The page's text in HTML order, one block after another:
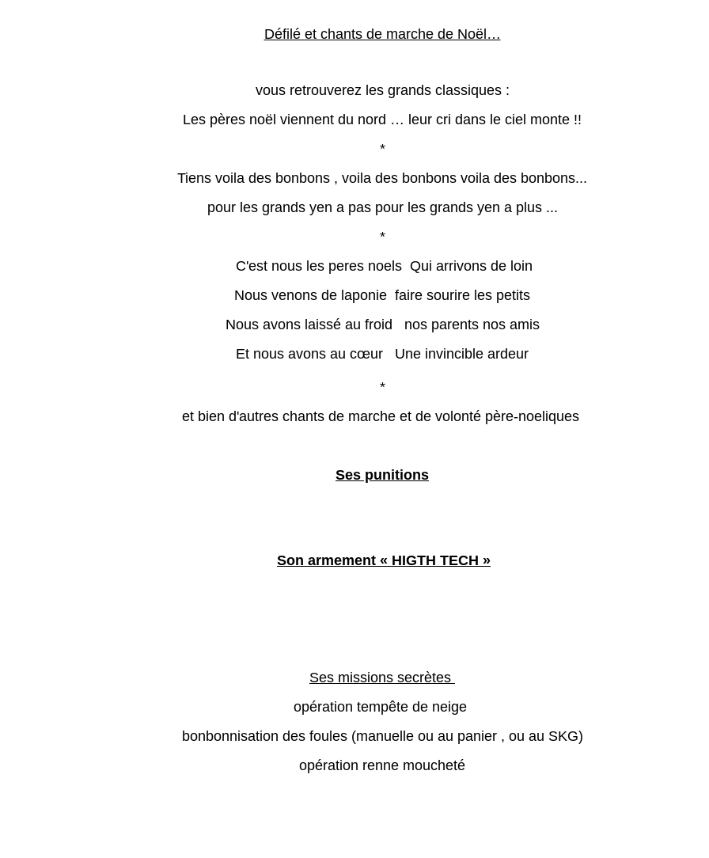
Défilé et chants de marche de Noël…
vous retrouverez les grands classiques :
Les pères noël viennent du nord … leur cri dans le ciel monte !!
*
Tiens voila des bonbons , voila des bonbons voila des bonbons...
pour les grands yen a pas pour les grands yen a plus ...
*
C'est nous les peres noels Qui arrivons de loin
Nous venons de laponie faire sourire les petits
Nous avons laissé au froid nos parents nos amis
Et nous avons au cœur Une invincible ardeur
*
et bien d'autres chants de marche et de volonté père-noeliques
Ses punitions
Son armement « HIGTH TECH »
Ses missions secrètes
opération tempête de neige
bonbonnisation des foules (manuelle ou au panier , ou au SKG)
opération renne moucheté